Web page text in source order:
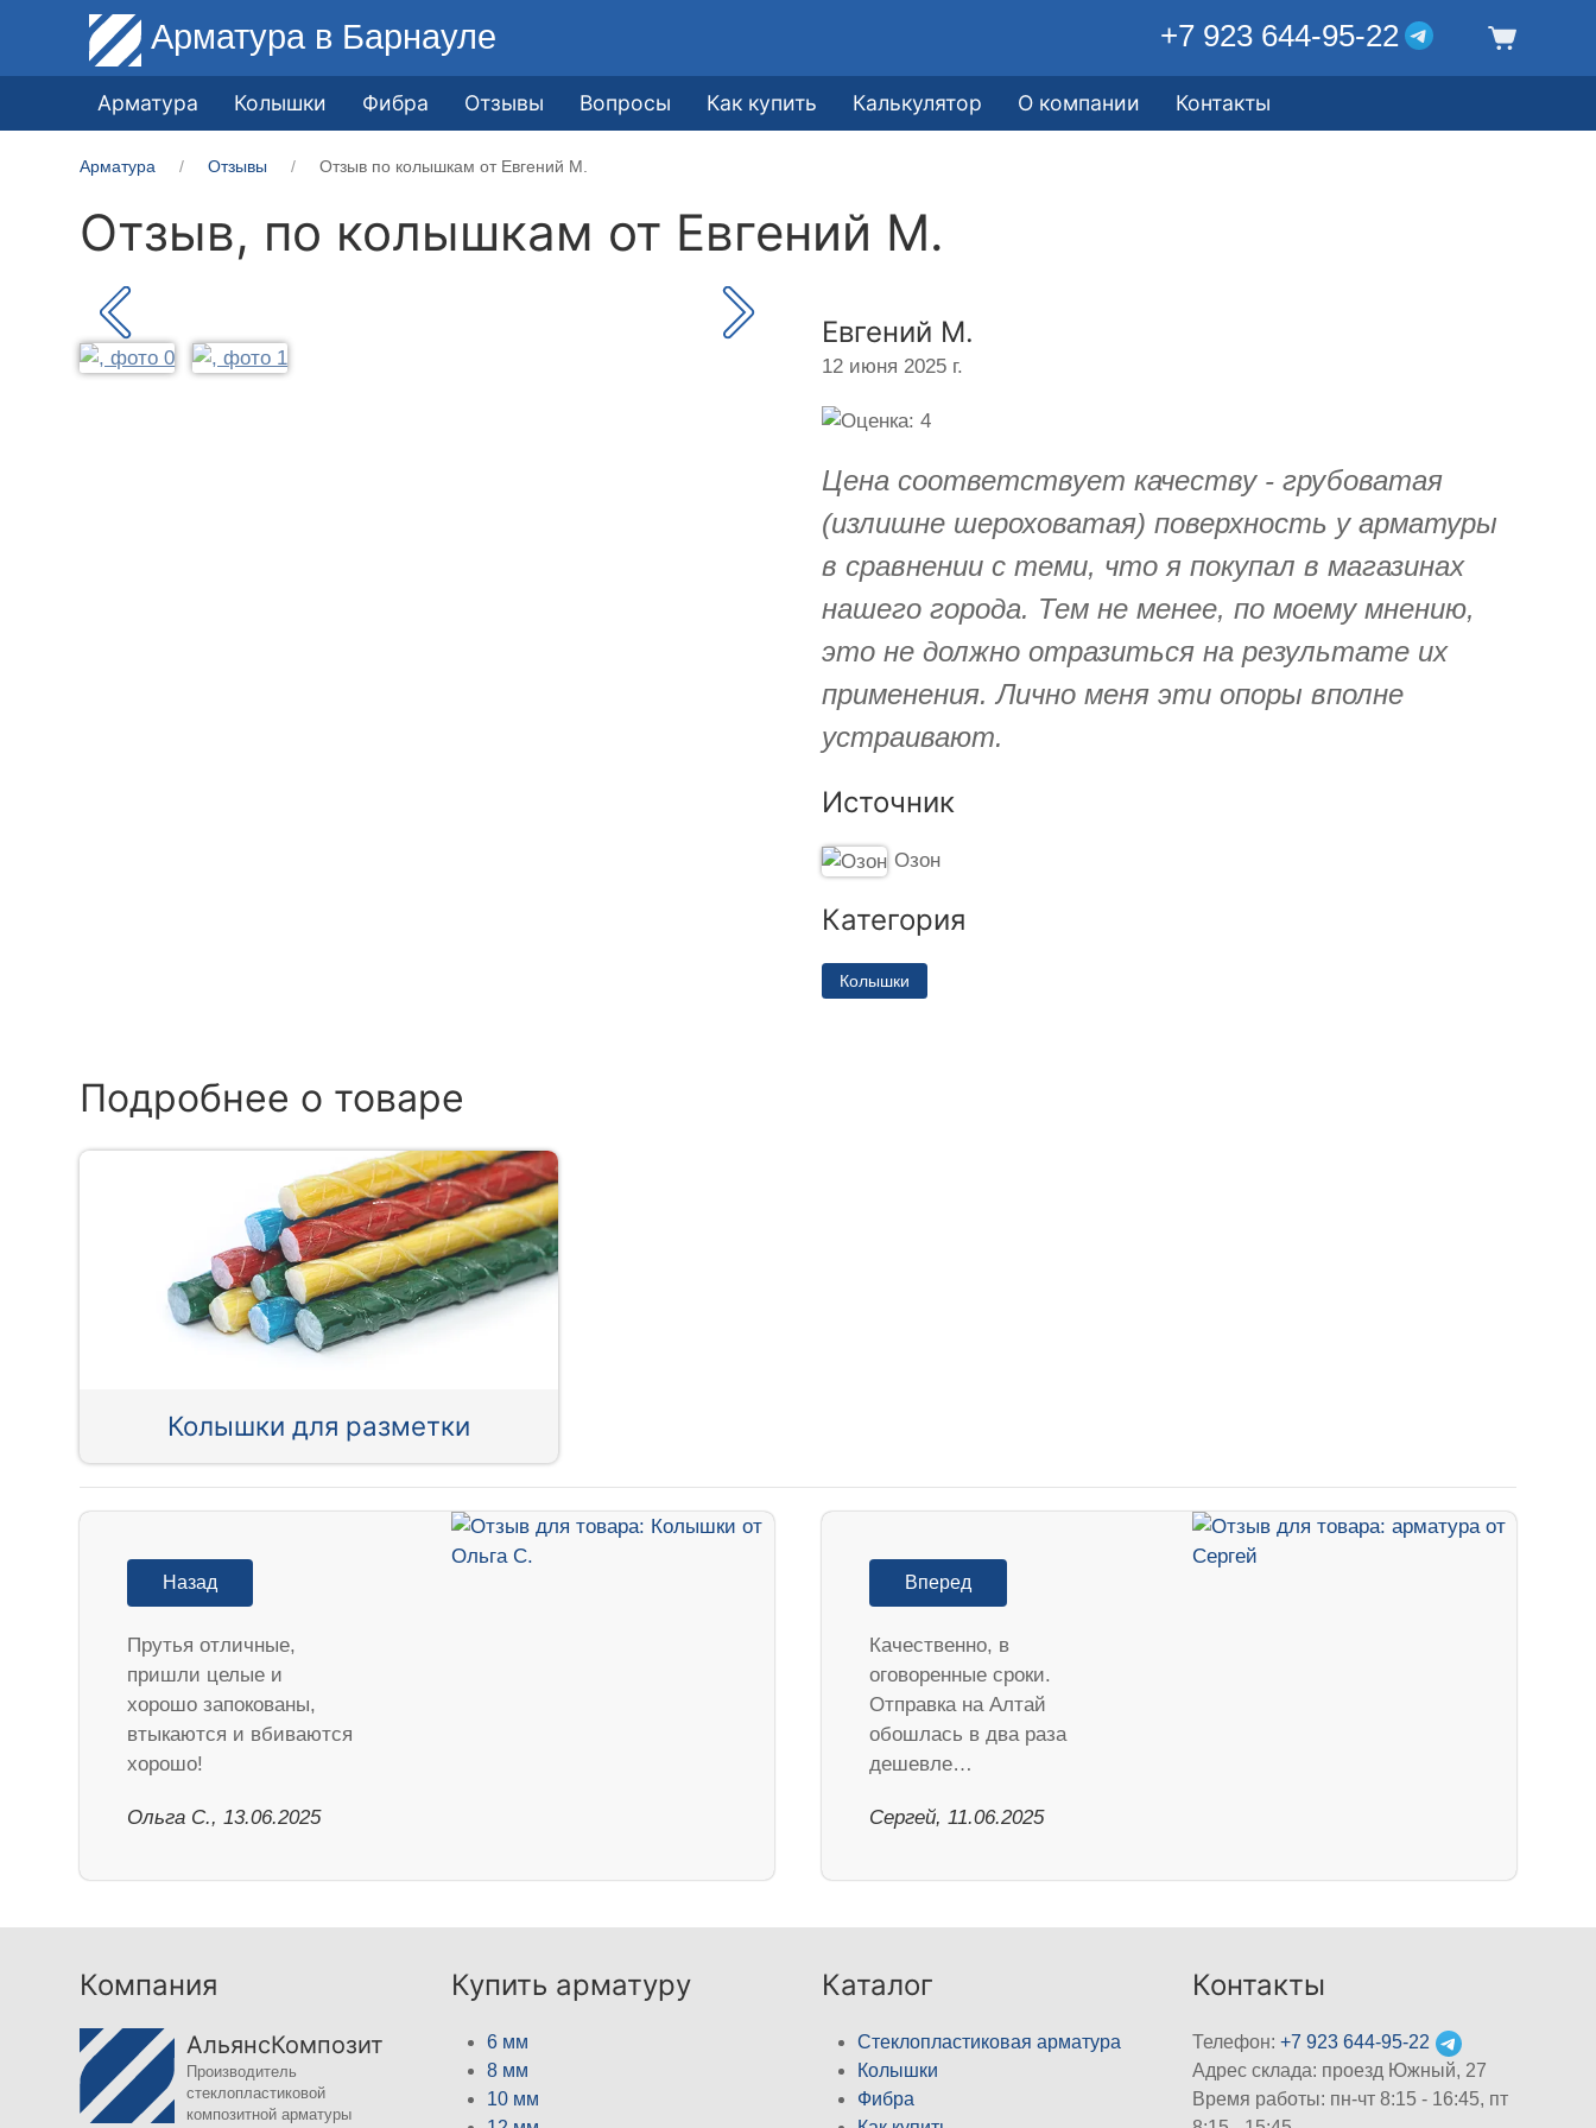
Арматура в Барнауле +7 923 644-95-22
Арматура Колышки Фибра Отзывы Вопросы Как купить Калькулятор О компании Контакты
Арматура Отзывы Отзыв по колышкам от Евгений М.
Отзыв, по колышкам от Евгений М.
Евгений М.
12 июня 2025 г.
Цена соответствует качеству - грубоватая
(излишне шероховатая) поверхность у арматуры
в сравнении с теми, что я покупал в магазинах
нашего города. Тем не менее, по моему мнению,
это не должно отразиться на результате их
применения. Лично меня эти опоры вполне
устраивают.
Источник
Озон
Категория
Колышки
Подробнее о товаре
Колышки для разметки
Назад
Прутья отличные,
пришли целые и
хорошо запокованы,
втыкаются и вбиваются
хорошо!
Ольга С., 13.06.2025
Вперед
Качественно, в
оговоренные сроки.
Отправка на Алтай
обошлась в два раза
дешевле…
Сергей, 11.06.2025
Компания
АльянсКомпозит
Производитель
стеклопластиковой
композитной арматуры
Купить арматуру
6 мм
8 мм
10 мм
Каталог
Стеклопластиковая арматура
Колышки
Фибра
Контакты
Телефон:+7 923 644-95-22
Адрес склада: проезд Южный, 27
Время работы: пн-чт 8:15 - 16:45, пт